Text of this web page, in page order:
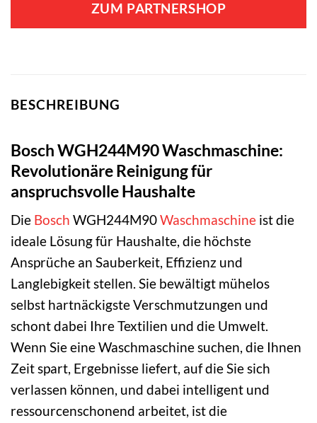
ZUM PARTNERSHOP
BESCHREIBUNG
Bosch WGH244M90 Waschmaschine:
Revolutionäre Reinigung für
anspruchsvolle Haushalte
Die Bosch WGH244M90Waschmaschine ist die
ideale Lösung für Haushalte, die höchste
Ansprüche an Sauberkeit, Effizienz und
Langlebigkeit stellen. Sie bewältigt mühelos
selbst hartnäckigste Verschmutzungen und
schont dabei Ihre Textilien und die Umwelt.
Wenn Sie eine Waschmaschine suchen, die Ihnen
Zeit spart, Ergebnisse liefert, auf die Sie sich
verlassen können, und dabei intelligent und
ressourcenschonend arbeitet, ist die